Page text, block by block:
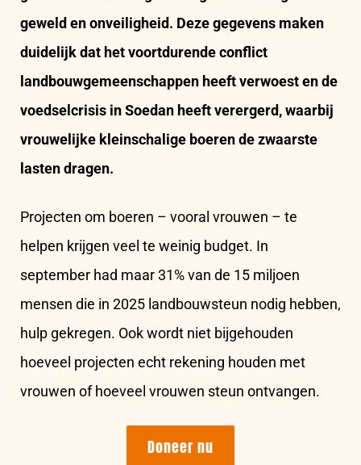
geweld en onveiligheid. Deze gegevens maken
duidelijk dat het voortdurende conflict
landbouwgemeenschappen heeft verwoest en de
voedselcrisis inSoedan heeft verergerd, waarbij
vrouwelijke kleinschalige boeren de zwaarste
lasten dragen.
Projecten om boeren – vooral vrouwen – te
helpen krijgen veel te weinig budget. In
september had maar 31% van de 15 miljoen
mensen die in 2025 landbouwsteun nodig hebben,
hulp gekregen. Ook wordt niet bijgehouden
hoeveel projecten echt rekening houden met
vrouwen of hoeveel vrouwen steun ontvangen.
Doneer nu